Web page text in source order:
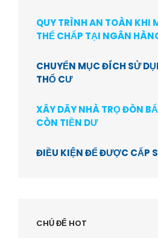
QUY TRÌNH AN TOÀN KHI
THẾ CHẤP TẠI NGÂN
CHUYỂN MỤC ĐÍCH SỬ
THỔ CƯ
XÂY DÃY NHÀ TRỌ ĐÒN
CÒN TIỀN DƯ
ĐIỀU KIỆN ĐỂ ĐƯỢC CẤP
CHỦ ĐỂ HOT